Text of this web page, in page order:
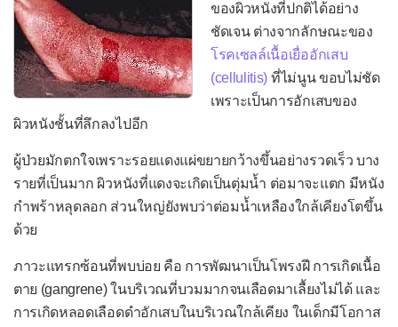
เยื่อหุ้มปอดอักเสบจากไวรัส
เยื่อหุ้มสมองอักเสบจากไวรัส
ลำไส้อักเสบจากโรต้าไวรัส
โรคติดเชื้อไซโตเมกะโลไวรัส
ไซโตเมกะโลไวรัสแต่กำเนิด
โรคติดเชื้อโมโนนิวคลีโอสิส
โรคพิษสุนัขบ้า
โรคมือเท้าปาก
โรคเริม
ของผิวหนังที่ปกติได้อย่าง
ชัดเจน ต่างจากลักษณะของ
โรคเซลล์เนื้อเยื่ออักเสบ
(cellulitis) ที่ไม่นูน ขอบไม่ชัด
เพราะเป็นการอักเสบของ
ผิวหนังชั้นที่ลึกลงไปอีก
ผู้ป่วยมักตกใจเพราะรอยแดงแผ่ขยายกว้างขึ้นอย่างรวดเร็ว บาง
รายที่เป็นมาก ผิวหนังที่แดงจะเกิดเป็นตุ่มน้ำ ต่อมาจะแตก มีหนัง
กำพร้าหลุดลอก ส่วนใหญ่ยังพบว่าต่อมน้ำเหลืองใกล้เคียงโตขึ้น
ด้วย
ภาวะแทรกซ้อนที่พบบ่อย คือ การพัฒนาเป็นโพรงฝี การเกิดเนื้อ
ตาย (gangrene) ในบริเวณที่บวมมากจนเลือดมาเลื้ยงไม่ได้ และ
การเกิดหลอดเลือดดำอักเสบในบริเวณใกล้เคียง ในเด็กมีโอกาส